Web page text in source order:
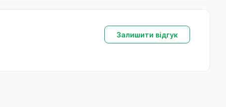
Залишити відгук